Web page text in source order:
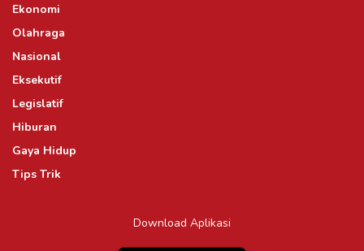
Ekonomi
Olahraga
Nasional
Eksekutif
Legislatif
Hiburan
Gaya Hidup
Tips Trik
Download Aplikasi